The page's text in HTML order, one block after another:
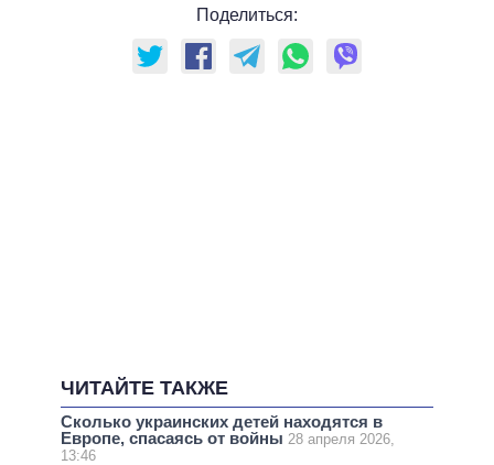
Поделиться:
ЧИТАЙТЕ ТАКЖЕ
Сколько украинских детей находятся в
Европе, спасаясь от войны 28 апреля 2026,
13:46